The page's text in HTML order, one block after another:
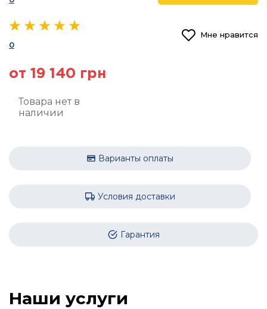
0
Мне нравится
от 19 140 грн
Товара нет в
наличии
Варианты оплаты
Условия доставки
Гарантия
Наши услуги